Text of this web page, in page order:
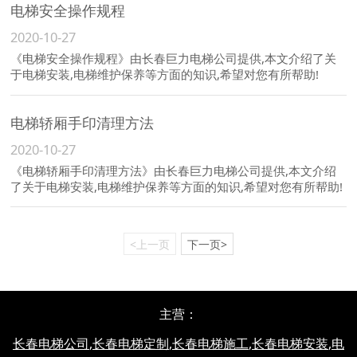
电梯安全操作规程
2020-10-27
《电梯安全操作规程》由长春巨力电梯公司提供,本文介绍了关
于电梯安装,电梯维护保养等方面的知识,希望对您有所帮助!
电梯轿厢手印清理方法
2020-10-27
《电梯轿厢手印清理方法》由长春巨力电梯公司提供,本文介绍
了关于电梯安装,电梯维护保养等方面的知识,希望对您有所帮助!
<上一页 下一页>
主营：
长春电梯公司,长春电梯定制,长春电梯施工,长春电梯安装,电